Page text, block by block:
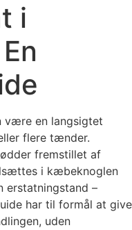
i
være en langsigtet
flere tænder.
fremstillet af
i kæbeknoglen
erstatningstand –
har til formål at give
uden